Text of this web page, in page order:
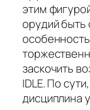
этим
орудий
заскочить
IDLE. По
дисциплина